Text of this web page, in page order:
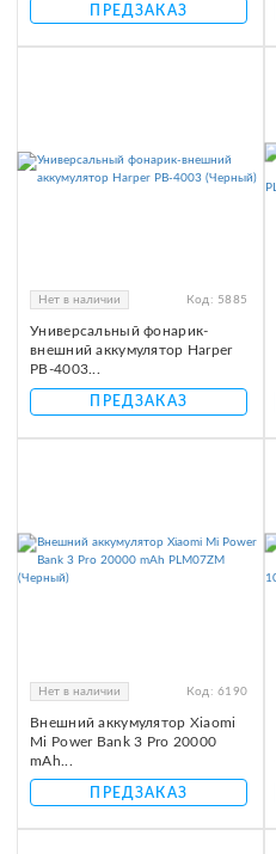
ПРЕДЗАКАЗ
Нет в наличии Код: 5885
Универсальный фонарик-
внешний аккумулятор Harper
PB-4003...
ПРЕДЗАКАЗ
Нет в наличии Код: 6190
Внешний аккумулятор Xiaomi
Mi Power Bank 3 Pro 20000
mAh...
ПРЕДЗАКАЗ